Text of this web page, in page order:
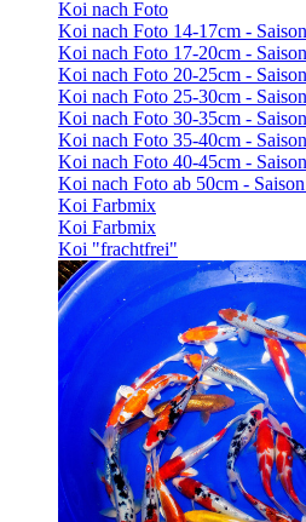
Koi nach Foto
Koi nach Foto 14-17cm -
Koi nach Foto 17-20cm -
Koi nach Foto 20-25cm -
Koi nach Foto 25-30cm -
Koi nach Foto 30-35cm -
Koi nach Foto 35-40cm -
Koi nach Foto 40-45cm -
Koi nach Foto ab 50cm -
Koi Farbmix
Koi Farbmix
Koi "frachtfrei"